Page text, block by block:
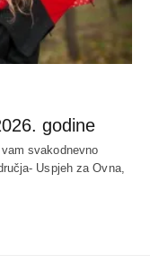
godine
svakodnevno
Uspjeh za Ovna,